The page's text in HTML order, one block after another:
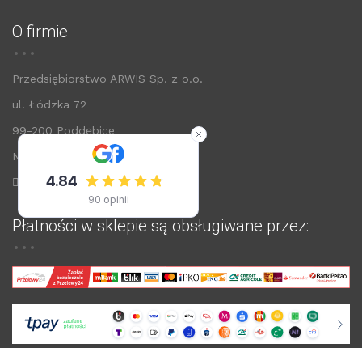
O firmie
Przedsiębiorstwo ARWIS Sp. z o.o.
ul. Łódzka 72
99-200 Poddębice
NIP: 8280004054
607 940 605
Płatności w sklepie są obsługiwane przez: